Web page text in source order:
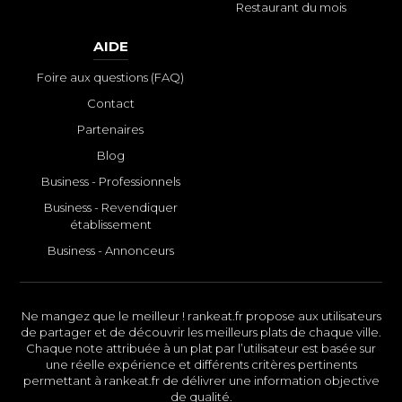
Restaurant du mois
AIDE
Foire aux questions (FAQ)
Contact
Partenaires
Blog
Business - Professionnels
Business - Revendiquer
établissement
Business - Annonceurs
Ne mangez que le meilleur ! rankeat.fr propose aux utilisateurs
de partager et de découvrir les meilleurs plats de chaque ville.
Chaque note attribuée à un plat par l’utilisateur est basée sur
une réelle expérience et différents critères pertinents
permettant à rankeat.fr de délivrer une information objective
de qualité.